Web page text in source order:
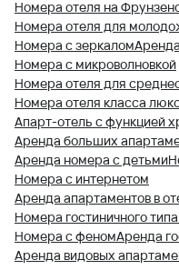
Номера отеля на
Номера отеля для
Номера с зеркалом
Номера с микроволновкой
Номера отеля для
Номера отеля класса
Апарт-отель с функцией
Аренда больших
Аренда номера с детьми
Номера с интернетом
Аренда апартаментов в
Номера гостиничного типа
Номера с феномАренда
Аренда видовых